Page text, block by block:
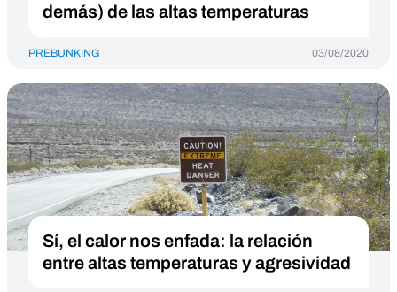
demás) de las altas temperaturas
PREBUNKING 03/08/2020
Sí, el calor nos enfada: la relación
entre altas temperaturas y agresividad